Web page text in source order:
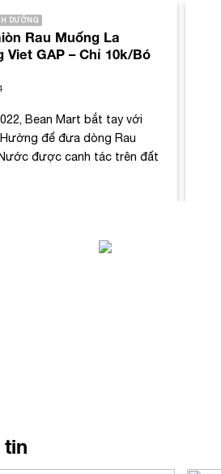
DƯỠNG
Rau Muống La
Viet GAP – Chỉ 10k/Bó
Bean Mart bắt tay với
để đưa dòng Rau
được canh tác trên đất